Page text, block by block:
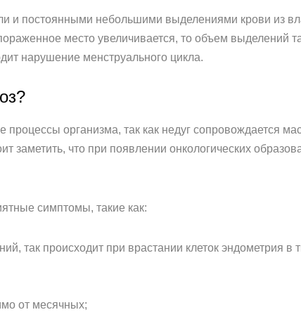
и постоянными небольшими выделениями крови из
место увеличивается, то объем выделений
нарушение менструального цикла.
процессы организма, так как недуг сопровождается
заметить, что при появлении онкологических
симптомы, такие как:
так происходит при врастании клеток эндометрия в
от месячных;